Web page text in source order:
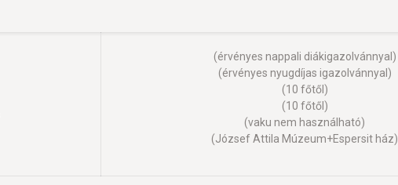
(érvényes nappali diákigazolvánnyal)
(érvényes nyugdíjas igazolvánnyal)
(10 főtől)
(10 főtől)
(vaku nem használható)
(József Attila Múzeum+Espersit ház)